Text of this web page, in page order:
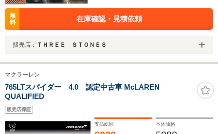
無
料
在庫確認・見積依頼
販売店： ＴＨＲＥＥ ＳＴＯＮＥＳ
マクラーレン
765LTスパイダー 4.0 認定中古車 McLAREN
QUALIFIED
販売店保証
支払総額 本体価格